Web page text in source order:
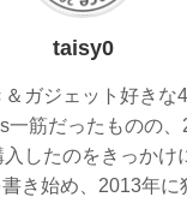
taisy0
ガジェット好きな
一筋だったものの、
入したのをきっかけ
き始め、2013年に